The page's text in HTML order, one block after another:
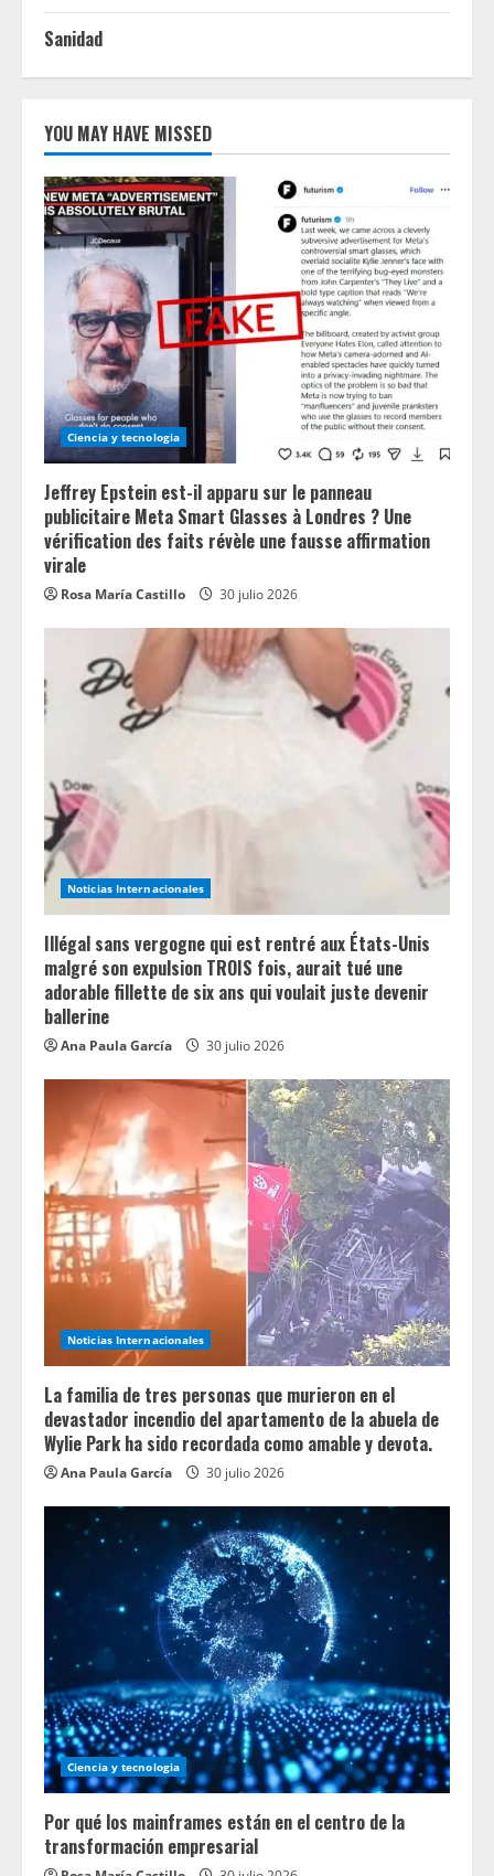
Sanidad
YOU MAY HAVE MISSED
Ciencia y tecnologia
Jeffrey Epstein est-il apparu sur le panneau
publicitaire Meta Smart Glasses à Londres ? Une
vérification des faits révèle une fausse affirmation
virale
Rosa María Castillo 30 julio 2026
Noticias Internacionales
Illégal sans vergogne qui est rentré aux États-Unis
malgré son expulsion TROIS fois, aurait tué une
adorable fillette de six ans qui voulait juste devenir
ballerine
Ana Paula García 30 julio 2026
Noticias Internacionales
La familia de tres personas que murieron en el
devastador incendio del apartamento de la abuela de
Wylie Park ha sido recordada como amable y devota.
Ana Paula García 30 julio 2026
Ciencia y tecnologia
Por qué los mainframes están en el centro de la
transformación empresarial